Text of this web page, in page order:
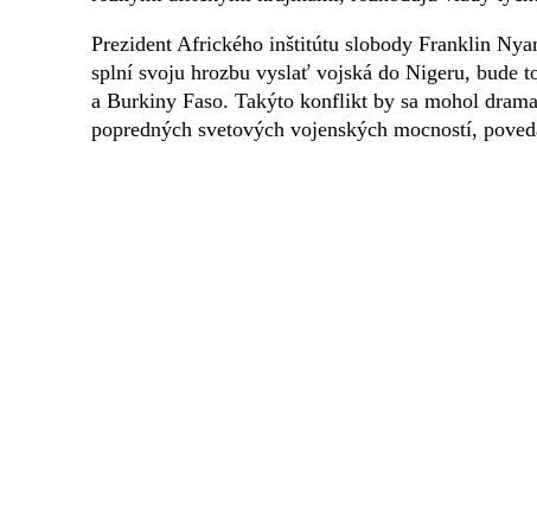
Prezident Afrického inštitútu slobody Franklin
splní svoju hrozbu vyslať vojská do Nigeru, bude
a Burkiny Faso. Takýto konflikt by sa mohol
popredných svetových vojenských mocností,